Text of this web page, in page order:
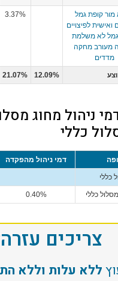
קופת גמל
ואישית לפיצויים
גמל לא משלמת
מעורב מחקה
מדדים
3.37%
12.09%
21.07%
ניהול מחוג
כללי
דמי ניהול מהפקדה
כללי
כללי 0.40%
צריכים
ללא עלות וללא